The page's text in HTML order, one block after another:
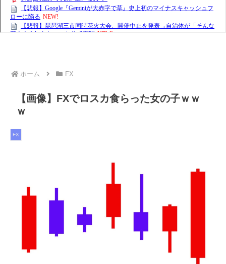
ホーム FX
【画像】FXでロスカ食らった女の子ｗｗ
ｗ
FX